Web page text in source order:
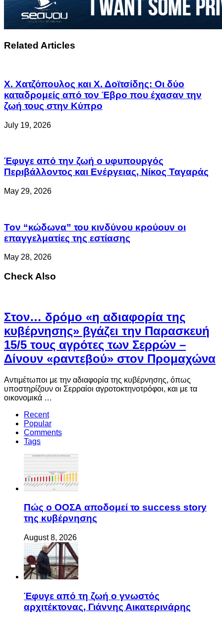
Related Articles
Χ. Χατζόπουλος και Χ. Δοϊτσίδης: Οι δύο
καταδρομείς από τον Έβρο που έχασαν την
ζωή τους στην Κύπρο
July 19, 2026
Έφυγε από την ζωή ο υφυπουργός
Περιβάλλοντος και Ενέργειας, Νίκος Ταγαράς
May 29, 2026
Τον “κώδωνα” του κινδύνου κρούουν οι
επαγγελματίες της εστίασης
May 28, 2026
Check Also
Στον… δρόμο «η αδιαφορία της
κυβέρνησης» βγάζει την Παρασκευή
15/5 τους αγρότες των Σερρών –
Δίνουν «ραντεβού» στον Προμαχώνα
Αντιμέτωποι με την αδιαφορία της κυβέρνησης, όπως
υποστηρίζουν οι Σερραίοι αγροτοκτηνοτρόφοι, και με τα
οικονομικά …
Recent
Popular
Comments
Tags
Πώς ο ΟΟΣΑ αποδομεί το success story
της κυβέρνησης
August 8, 2026
Έφυγε από τη ζωή ο γνωστός
αρχιτέκτονας, Γιάννης Αικατερινάρης